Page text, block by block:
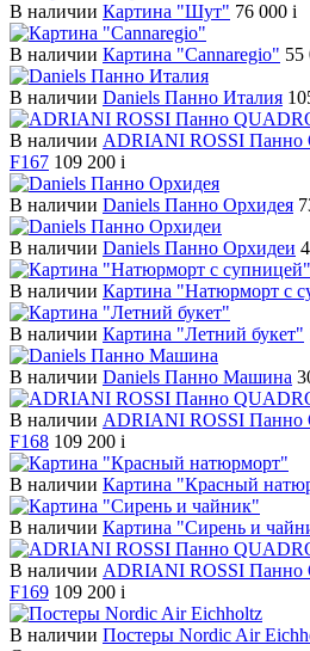
В наличии Картина "Шут" 76 000 i
В наличии Картина "Cannaregio" 55
В наличии Daniels Панно Италия
В наличии ADRIANI ROSSI
F167 109 200 i
В наличии Daniels Панно Орхидея
В наличии Daniels Панно Орхидеи
В наличии Картина "Натюрморт с
В наличии Картина "Летний букет"
В наличии Daniels Панно Машина
В наличии ADRIANI ROSSI
F168 109 200 i
В наличии Картина "Красный
В наличии Картина "Сирень и
В наличии ADRIANI ROSSI
F169 109 200 i
В наличии Постеры Nordic Air